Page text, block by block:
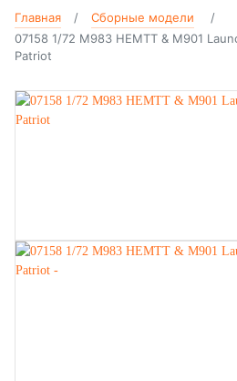
Главная
Сборные модели
07158 1/72 M983 HEMTT & M901
Patriot